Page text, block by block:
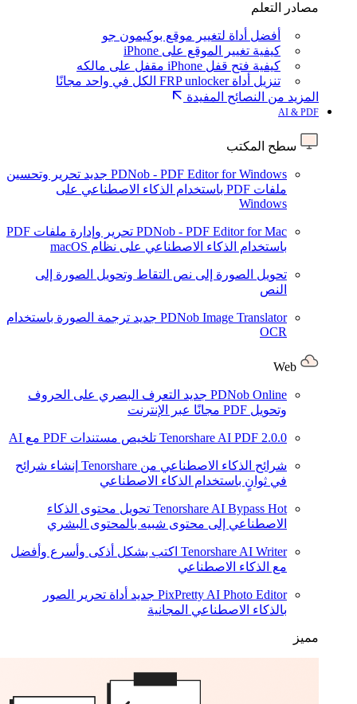
مصادر التعلم
أفضل أداة لتغيير موقع بوكيمون جو
كيفية تغيير الموقع على iPhone
كيفية فتح قفل iPhone مقفل على مالكه
تنزيل أداة FRP unlocker الكل في واحد مجانًا
المزيد من النصائح المفيدة
AI & PDF
سطح المكتب
PDNob - PDF Editor for Windows جديد تحرير وتحسين
ملفات PDF باستخدام الذكاء الاصطناعي على
Windows
PDNob - PDF Editor for Mac
تحرير وإدارة ملفات PDF
باستخدام الذكاء الاصطناعي على نظام macOS
تحويل الصورة إلى نص التقاط وتحويل الصورة إلى
النص
PDNob Image Translator جديد ترجمة الصورة باستخدام
OCR
PDNob Online جديد التعرف البصري على الحروف
وتحويل PDF مجانًا عبر الإنترنت
Tenorshare AI PDF 2.0.0 تلخيص مستندات PDF مع AI
شرائح الذكاء الاصطناعي من Tenorshare
إنشاء شرائح
في ثوانٍ باستخدام الذكاء الاصطناعي
Tenorshare AI Bypass Hot
تحويل محتوى الذكاء
الاصطناعي إلى محتوى شبيه بالمحتوى البشري
Tenorshare AI Writer اكتب بشكل أذكى وأسرع وأفضل
مع الذكاء الاصطناعي
PixPretty AI Photo Editor جديد أداة تحرير الصور
بالذكاء الاصطناعي المجانية
مميز